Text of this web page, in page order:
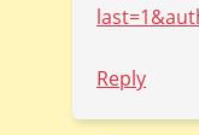
Reply